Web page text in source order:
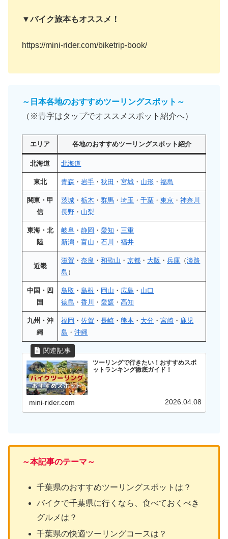
▼バイク旅本もオススメ！
https://mini-rider.com/biketrip-book/
～日本各地のおすすめツーリングスポット～
（※青字はタップでオススメスポット紹介へ）
エリア 各地のおすすめツーリングスポット紹介
北海道 北海道
東北 青森 ・岩手 ・秋田 ・宮城 ・ 山形 ・福島
関東・甲
信
茨城 ・栃木 ・群馬 ・埼玉 ・千葉 ・東京 ・神奈川
長野 ・ 山梨
東海・北
陸
岐阜 ・静岡 ・愛知 ・ 三重
新潟 ・富山 ・石川 ・福井
近畿
滋賀 ・奈良 ・和歌山 ・京都 ・ 大阪 ・兵庫 （淡路
島 ）
中国・四
国
鳥取 ・島根 ・ 岡山 ・ 広島 ・ 山口
徳島 ・香川 ・愛媛 ・高知
九州・沖
縄
福岡 ・佐賀 ・長崎 ・熊本 ・ 大分 ・宮崎 ・ 鹿児
島 ・沖縄
ツーリングで行きたい！おすすめスポ
ットランキング徹底ガイド！
mini-rider.com 2026.04.08
～本記事のテーマ～
千葉県のおすすめツーリングスポットは？
バイクで千葉県に行くなら、食べておくべき
グルメは？
千葉県の快適ツーリングコースは？